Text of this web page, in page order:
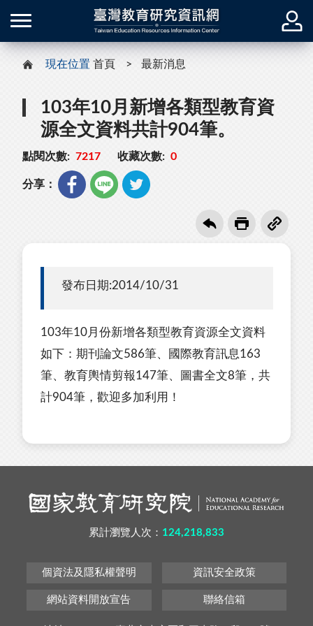
現在位置 首頁 最新消息
103年10月新增各類型教育資
源全文資料共計904筆。
點閱次數: 7217 收藏次數: 0
分享：
發布日期:2014/10/31
103年10月份新增各類型教育資源全文資料
如下：期刊論文586筆、國際教育訊息163
筆、教育輿情剪報147筆、圖書全文8筆，共
計904筆，歡迎多加利用！
累計瀏覽人次： 124,218,833
個資法及隱私權聲明 資訊安全政策
網站資料開放宣告 聯絡信箱